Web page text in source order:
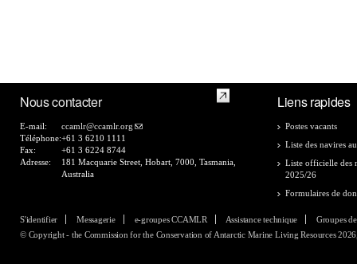
Nous contacter
E-mail:
ccamlr@ccamlr.org
Téléphone:+61 3 6210 1111
Fax:
+61 3 6224 8744
Adresse:
181 Macquarie Street, Hobart, 7000, Tasmania,
Australia
Liens rapides
Postes vacants
Liste des navires
Liste officielle des
2025/26
Formulaires de
S'identifier Messagerie e-groupes CCAMLR Assistance technique
Groupes
© Copyright - the Commission for the Conservation of Antarctic Marine Living Resources